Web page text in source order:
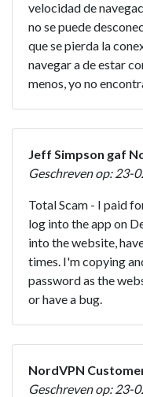
velocidad de
no se puede
que se pierda la
navegar a de estar
menos, yo no
Jeff Simpson gaf
Geschreven op: 23-
Total Scam - I paid
log into the app on
into the website,
times. I'm copying
password as the
or have a bug.
NordVPN
Geschreven op: 23-